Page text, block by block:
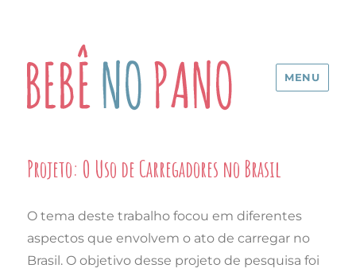
MENU
Projeto: O Uso de Carregadores no Brasil
O tema deste trabalho focou em diferentes
aspectos que envolvem o ato de carregar no
Brasil. O objetivo desse projeto de pesquisa foi